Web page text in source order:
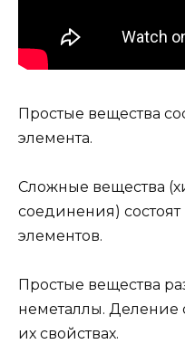
Простые вещества
элемента.
Сложные вещества
соединения)
элементов.
Простые вещества
неметаллы. Деление
их свойствах.